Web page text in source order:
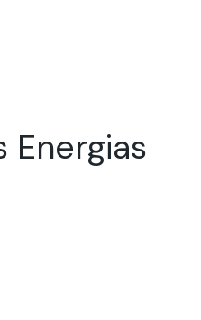
Energias